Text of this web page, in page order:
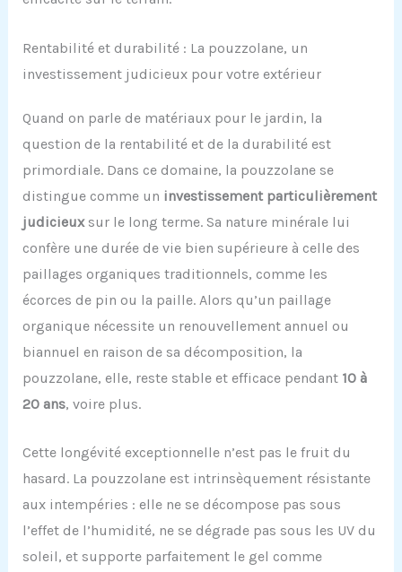
Rentabilité et durabilité : La pouzzolane, un
investissement judicieux pour votre extérieur
Quand on parle de matériaux pour le jardin, la
question de la rentabilité et de la durabilité est
primordiale. Dans ce domaine, la pouzzolane se
distingue comme un investissement particulièrement
judicieuxsur le long terme. Sa nature minérale lui
confère une durée de vie bien supérieure à celle des
paillages organiques traditionnels, comme les
écorces de pin ou la paille. Alors qu’un paillage
organique nécessite un renouvellement annuel ou
biannuel en raison de sa décomposition, la
pouzzolane, elle, reste stable et efficace pendant 10 à
20 ans, voire plus.
Cette longévité exceptionnelle n’est pas le fruit du
hasard. La pouzzolane est intrinsèquement résistante
aux intempéries : elle ne se décompose pas sous
l’effet de l’humidité, ne se dégrade pas sous les UV du
soleil, et supporte parfaitement le gel comme